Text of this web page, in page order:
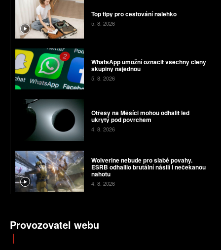
Top tipy pro cestování nalehko
5. 8. 2026
WhatsApp umožní označit všechny členy
skupiny najednou
5. 8. 2026
Otřesy na Měsíci mohou odhalit led
ukrytý pod povrchem
4. 8. 2026
Wolverine nebude pro slabé povahy.
ESRB odhalilo brutální násilí i nečekanou
nahotu
4. 8. 2026
Provozovatel webu